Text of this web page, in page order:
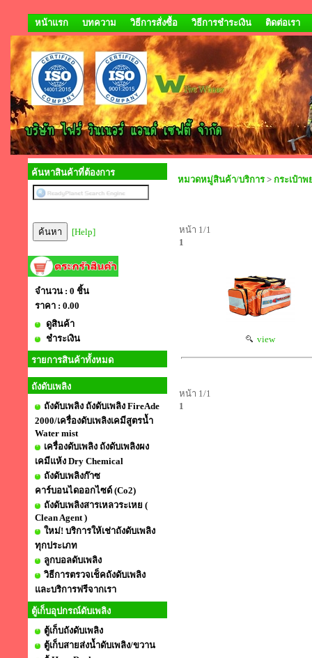
หน้าแรก บทความ วิธีการสั่งซื้อ วิธีการชำระเงิน ติดต่อเรา
ค้นหาสินค้าที่ต้องการ
[Help]
จำนวน : 0 ชิ้น
ราคา : 0.00
ดูสินค้า
ชำระเงิน
รายการสินค้าทั้งหมด
ถังดับเพลิง
ถังดับเพลิง ถังดับเพลิง FireAde
2000/เครื่องดับเพลิงเคมีสูตรน้ำ
Water mist
เครื่องดับเพลิง ถังดับเพลิงผง
เคมีแห้ง Dry Chemical
ถังดับเพลิงก๊าซ
คาร์บอนไดออกไซด์ (Co2)
ถังดับเพลิงสารเหลวระเหย (
Clean Agent )
ใหม่! บริการให้เช่าถังดับเพลิง
ทุกประเภท
ลูกบอลดับเพลิง
วิธีการตรวจเช็คถังดับเพลิง
และบริการฟรีจากเรา
ตู้เก็บอุปกรณ์ดับเพลิง
ตู้เก็บถังดับเพลิง
ตู้เก็บสายส่งน้ำดับเพลิง/ขวาน
หมวดหมู่สินค้า/บริการ > กระเป๋าพ
หน้า 1/1
1
view
หน้า 1/1
1